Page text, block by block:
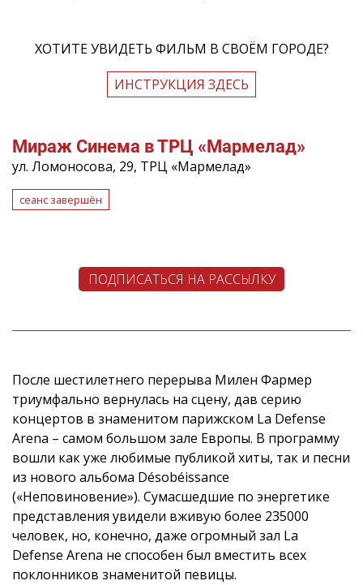
ХОТИТЕ УВИДЕТЬ ФИЛЬМ В СВОЁМ ГОРОДЕ?
ИНСТРУКЦИЯ ЗДЕСЬ
Мираж Синема в ТРЦ «Мармелад»
ул. Ломоносова, 29, ТРЦ «Мармелад»
сеанс завершён
ПОДПИСАТЬСЯ НА РАССЫЛКУ
После шестилетнего перерыва Милен Фармер
триумфально вернулась на сцену, дав серию
концертов в знаменитом парижском La Defense
Arena – самом большом зале Европы. В программу
вошли как уже любимые публикой хиты, так и песни
из нового альбома Désobéissance
(«Неповиновение»). Сумасшедшие по энергетике
представления увидели вживую более 235000
человек, но, конечно, даже огромный зал La
Defense Arena не способен был вместить всех
поклонников знаменитой певицы.